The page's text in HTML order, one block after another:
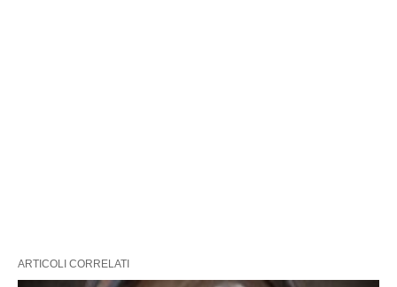
ARTICOLI CORRELATI